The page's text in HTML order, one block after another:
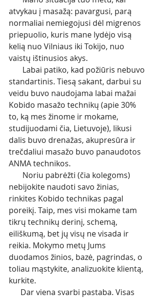
atvykau į masažą: pavargusi, parą
normaliai nemiegojusi dėl migrenos
priepuolio, kuris mane lydėjo visą
kelią nuo Vilniaus iki Tokijo, nuo
vaistų ištinusios akys.
standartinis. Tiesą sakant, darbui su
veidu buvo naudojama labai mažai
Kobido masažo technikų (apie 30%
to, ką mes žinome ir mokame,
studijuodami čia, Lietuvoje), likusi
dalis buvo drenažas, akupresūra ir
trečdaliui masažo buvo panaudotos
ANMA technikos.
nebijokite naudoti savo žinias,
rinkites Kobido technikas pagal
poreikį. Taip, mes visi mokame tam
tikrų technikų derinį, schemą,
eiliškumą, bet jų visų ne visada ir
reikia. Mokymo metų Jums
duodamos žinios, bazė, pagrindas, o
toliau mąstykite, analizuokite klientą,
kurkite.